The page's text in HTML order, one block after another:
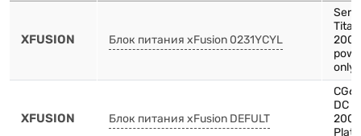
XFUSION Блок питания xFusion 0231YCYL
only
XFUSION Блок питания xFusion DEFULT
DC